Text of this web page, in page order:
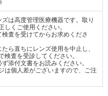
は高度管理医療機器です。取り
しくご使用ください。
査を受けてからお求めくださ
ら直ちにレンズ使用を中止し、
検査を受診してください。
添付文書をお読みください。
は個人差がございますので、ご注